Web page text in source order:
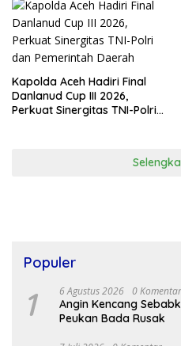
Kapolda Aceh Hadiri Final
Danlanud Cup III 2026,
Perkuat Sinergitas TNI-Polri
Populer
1 6 Agustus 2026 0 Komentar
Angin Kencang
Peukan Bada Rusak